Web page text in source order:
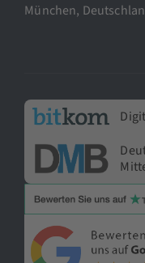
München,